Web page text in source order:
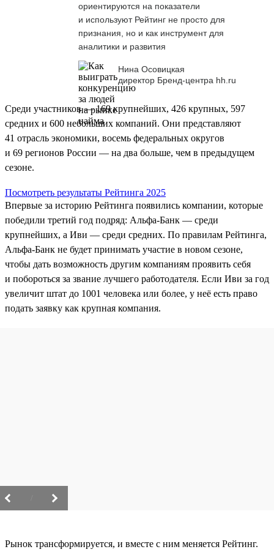
ориентируются на показатели
и используют Рейтинг не просто для
признания, но и как инструмент для
аналитики и развития
Нина Осовицкая
директор Бренд-центра hh.ru
Среди участников — 169 крупнейших, 426 крупных, 597
средних и 600 небольших компаний. Они представляют
41 отрасль экономики, восемь федеральных округов
и 69 регионов России — на два больше, чем в предыдущем
сезоне.
Посмотреть результаты Рейтинга 2025
Впервые за историю Рейтинга появились компании, которые
победили третий год подряд: Альфа-Банк — среди
крупнейших, а Иви — среди средних. По правилам Рейтинга,
Альфа‑Банк не будет принимать участие в новом сезоне,
чтобы дать возможность другим компаниям проявить себя
и побороться за звание лучшего работодателя. Если Иви за год
увеличит штат до 1001 человека или более, у неё есть право
подать заявку как крупная компания.
Рынок трансформируется, и вместе с ним меняется Рейтинг.